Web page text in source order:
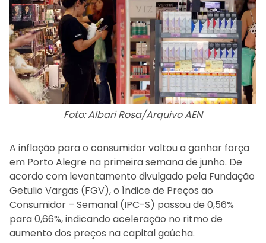
Foto: Albari Rosa/Arquivo AEN
A inflação para o consumidor voltou a ganhar força
em Porto Alegre na primeira semana de junho. De
acordo com levantamento divulgado pela Fundação
Getulio Vargas (FGV), o Índice de Preços ao
Consumidor – Semanal (IPC-S) passou de 0,56%
para 0,66%, indicando aceleração no ritmo de
aumento dos preços na capital gaúcha.